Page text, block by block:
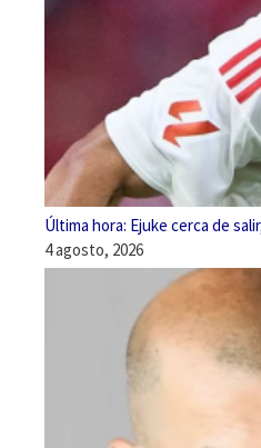
Última hora: Ejuke cerca de
4 agosto, 2026